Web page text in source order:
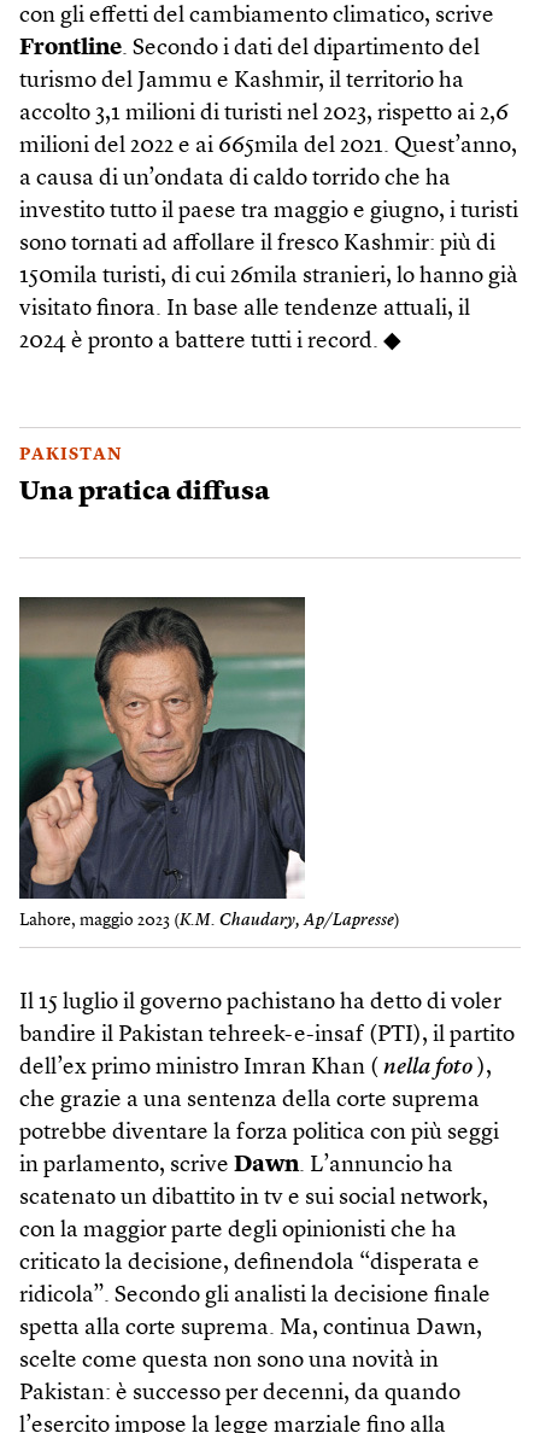
con gli effetti del cambiamento climatico, scrive
Frontline. Secondo i dati del dipartimento del
turismo del Jammu e Kashmir, il territorio ha
accolto 3,1 milioni di turisti nel 2023, rispetto ai 2,6
milioni del 2022 e ai 665mila del 2021. Quest’anno,
a causa di un’ondata di caldo torrido che ha
investito tutto il paese tra maggio e giugno, i turisti
sono tornati ad affollare il fresco Kashmir: più di
150mila turisti, di cui 26mila stranieri, lo hanno già
visitato finora. In base alle tendenze attuali, il
2024 è pronto a battere tutti i record. ◆
PAKISTAN
Una pratica diffusa
Lahore, maggio 2023 (K.M. Chaudary, Ap/Lapresse)
Il 15 luglio il governo pachistano ha detto di voler
bandire il Pakistan tehreek-e-insaf (PTI), il partito
dell’ex primo ministro Imran Khan ( nella foto ),
che grazie a una sentenza della corte suprema
potrebbe diventare la forza politica con più seggi
in parlamento, scrive Dawn. L’annuncio ha
scatenato un dibattito in tv e sui social network,
con la maggior parte degli opinionisti che ha
criticato la decisione, definendola “disperata e
ridicola”. Secondo gli analisti la decisione finale
spetta alla corte suprema. Ma, continua Dawn,
scelte come questa non sono una novità in
Pakistan: è successo per decenni, da quando
l’esercito impose la legge marziale fino alla